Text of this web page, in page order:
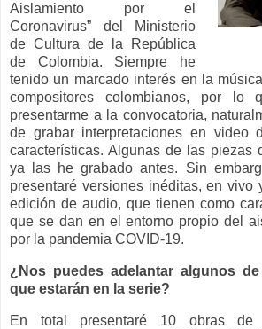
Aislamiento por el
Coronavirus” del Ministerio
de Cultura de la República
de Colombia. Siempre he
tenido un marcado interés en la
compositores colombianos, por lo
presentarme a la convocatoria,
de grabar interpretaciones en video
características. Algunas de las piezas
ya las he grabado antes. Sin
presentaré versiones inéditas, en vivo
edición de audio, que tienen como
que se dan en el entorno propio del
por la pandemia COVID-19.
¿Nos puedes adelantar algunos
que estarán en la serie?
En total presentaré 10 obras de